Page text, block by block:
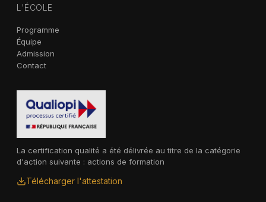
L'ÉCOLE
Programme
Équipe
Admission
Contact
La certification qualité a été délivrée au titre de la catégorie
d'action suivante : actions de formation
Télécharger l'attestation